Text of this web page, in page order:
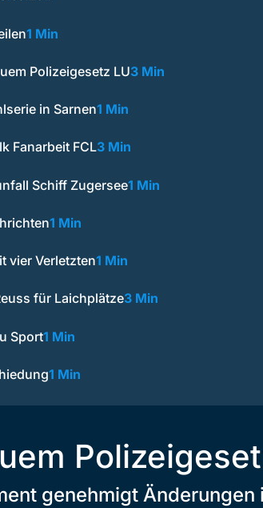
1 Min
Polizeigesetz LU3 Min
in Sarnen1 Min
Fanarbeit FCL3 Min
Schiff Zugersee1 Min
1 Min
vier Verletzten1 Min
für Laichplätze3 Min
Sport1 Min
1 Min
genehmigt Änderungen